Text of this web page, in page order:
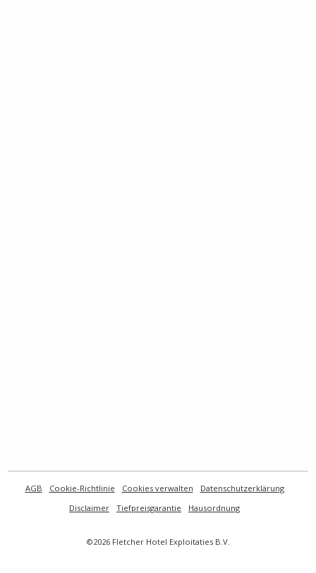
©2026 Fletcher Hotel Exploitaties B.V.
AGB Cookie-Richtlinie Cookies verwalten
Datenschutzerklärung
Disclaimer
Tiefpreisgarantie Hausordnung